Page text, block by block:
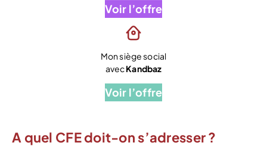
Voir l’offre
Mon siège social
avecKandbaz
Voir l’offre
A quel CFE doit-on s’adresser ?